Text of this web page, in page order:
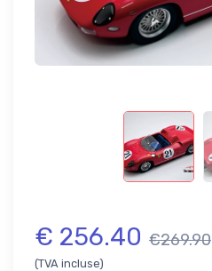
€ 256.40 €269.90
(TVA incluse)